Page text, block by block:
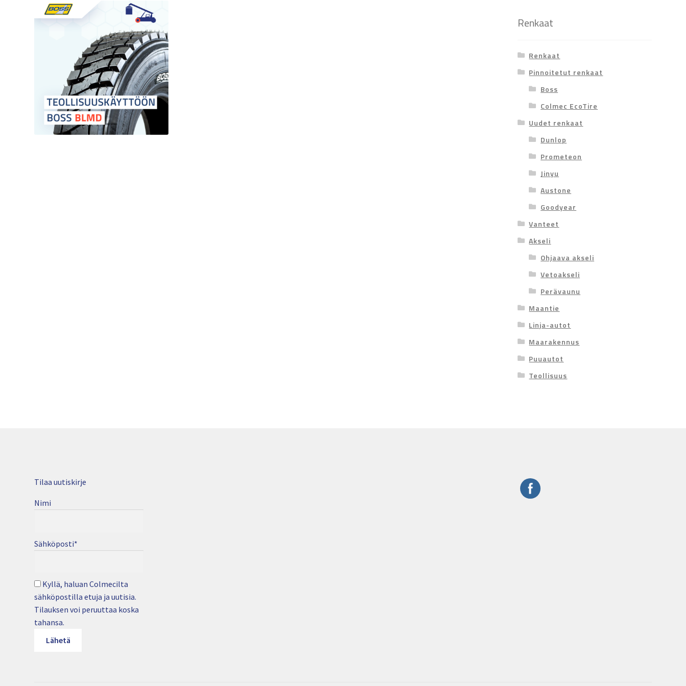
Renkaat
Renkaat
Pinnoitetut renkaat
Boss
Colmec EcoTire
Uudet renkaat
Dunlop
Prometeon
Jinyu
Austone
Goodyear
Vanteet
Akseli
Ohjaava akseli
Vetoakseli
Perävaunu
Maantie
Linja-autot
Maarakennus
Puuautot
Teollisuus
Tilaa uutiskirje
Nimi
Sähköposti*
Kyllä, haluan Colmecilta
sähköpostilla etuja ja uutisia.
Tilauksen voi peruuttaa koska
tahansa.